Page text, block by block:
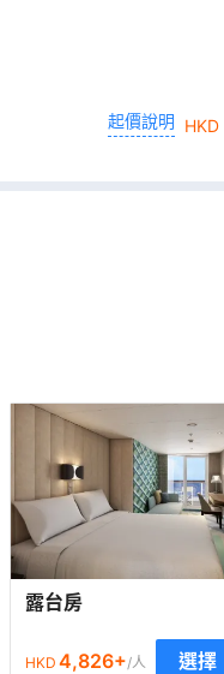
起價說明 HKD
露台房
HKD 4,826+/人 選擇